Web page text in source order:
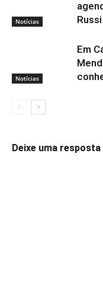
Notícias
Notícias
Em
Deixe uma resposta